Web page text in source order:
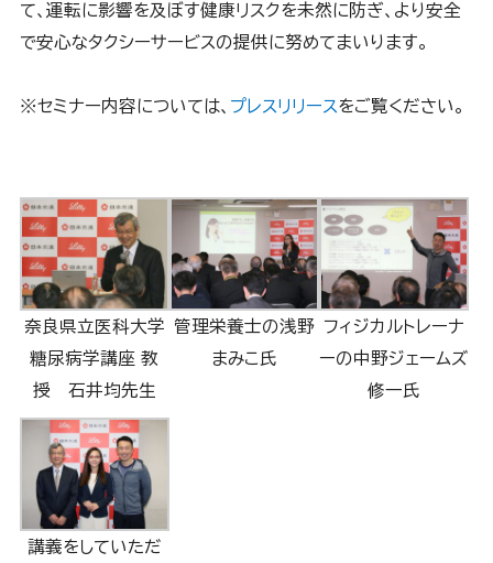
て、運転に影響を及ぼす健康リスクを未然に防ぎ、より安全
で安心なタクシーサービスの提供に努めてまいります。
※セミナー内容については、 プレスリリースをご覧ください。
奈良県立医科大学
糖尿病学講座 教
授 石井均先生
管理栄養士の浅野
まみこ氏
フィジカルトレーナ
ーの中野ジェームズ
修一氏
講義をしていただ